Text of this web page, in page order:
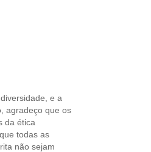
e a
agradeço que os
da ética
todas as
não sejam